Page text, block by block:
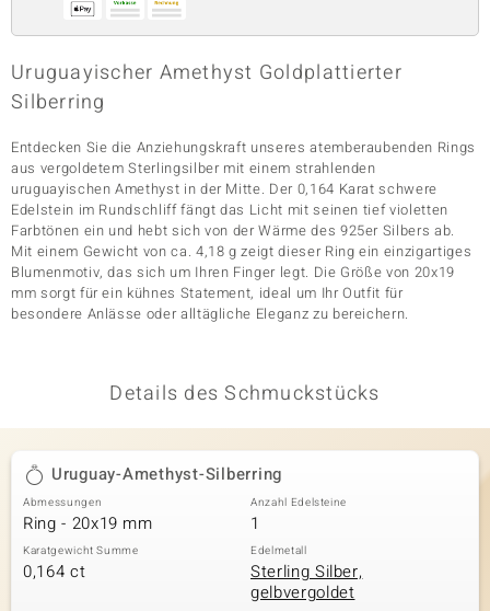
Classics
Uruguayischer Amethyst Goldplattierter
Silberring
Entdecken Sie die Anziehungskraft unseres atemberaubenden Rings
aus vergoldetem Sterlingsilber mit einem strahlenden
uruguayischen Amethyst in der Mitte. Der 0,164 Karat schwere
Edelstein im Rundschliff fängt das Licht mit seinen tief violetten
Farbtönen ein und hebt sich von der Wärme des 925er Silbers ab.
Mit einem Gewicht von ca. 4,18 g zeigt dieser Ring ein einzigartiges
Blumenmotiv, das sich um Ihren Finger legt. Die Größe von 20x19
mm sorgt für ein kühnes Statement, ideal um Ihr Outfit für
besondere Anlässe oder alltägliche Eleganz zu bereichern.
Details des Schmuckstücks
Uruguay-Amethyst-Silberring
Abmessungen
Ring - 20x19 mm
Anzahl Edelsteine
1
Karatgewicht Summe
0,164 ct
Edelmetall
Sterling Silber,
gelbvergoldet